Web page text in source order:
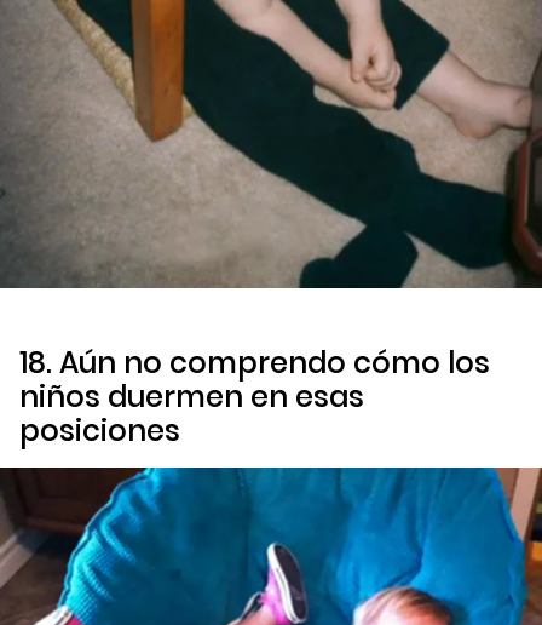
18. Aún no comprendo cómo los
niños duermen en esas
posiciones